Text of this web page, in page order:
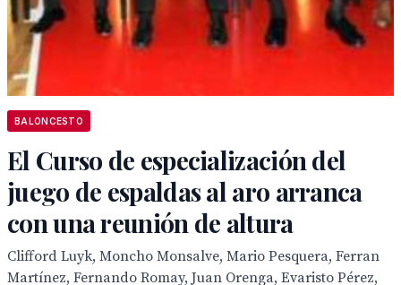
BALONCESTO
El Curso de especialización del
juego de espaldas al aro arranca
con una reunión de altura
Clifford Luyk, Moncho Monsalve, Mario Pesquera, Ferran
Martínez, Fernando Romay, Juan Orenga, Evaristo Pérez,